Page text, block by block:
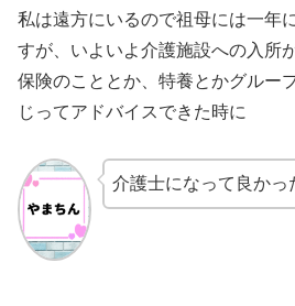
私は遠方にいるので祖母には一年
すが、いよいよ介護施設への入所
保険のこととか、特養とかグルー
じってアドバイスできた時に
介護士になって良かっ